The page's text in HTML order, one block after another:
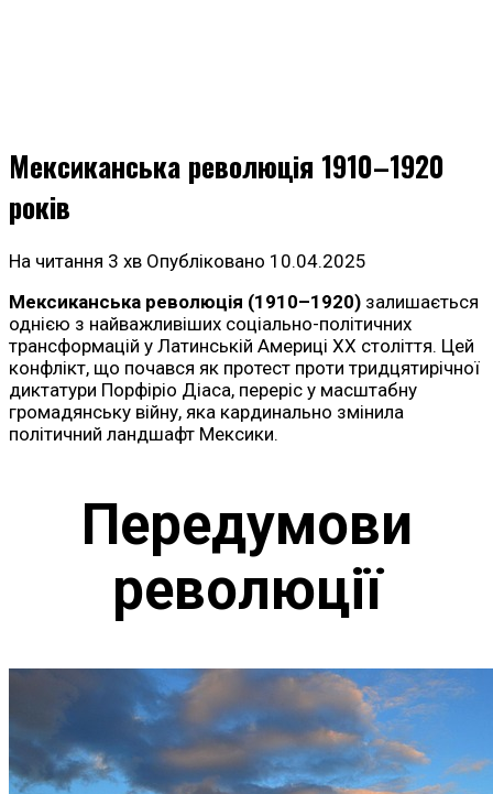
Мексиканська революція 1910–1920
років
На читання 3 хв Опубліковано 10.04.2025
Мексиканська революція (1910–1920) залишається
однією з найважливіших соціально-політичних
трансформацій у Латинській Америці XX століття. Цей
конфлікт, що почався як протест проти тридцятирічної
диктатури Порфіріо Діаса, переріс у масштабну
громадянську війну, яка кардинально змінила
політичний ландшафт Мексики.
Передумови
революції